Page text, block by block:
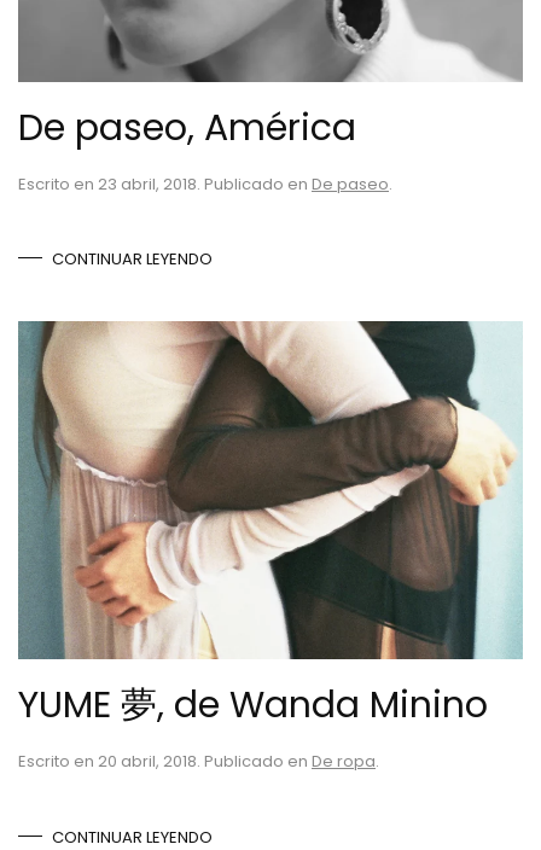
De paseo, América
Escrito en 23 abril, 2018. Publicado en De paseo.
CONTINUAR LEYENDO
YUME 夢, de Wanda Minino
Escrito en 20 abril, 2018. Publicado en De ropa.
CONTINUAR LEYENDO